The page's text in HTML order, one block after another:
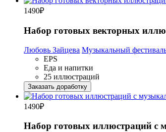
1490₽
Набор готовых векторных
Любовь Зайцева Музыкальный
EPS
Еда и напитки
25 иллюстраций
Заказать доработку
1490₽
Набор готовых иллюстраций с